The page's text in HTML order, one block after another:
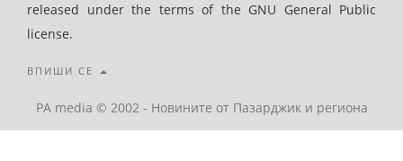
released under the terms of the GNU General Public
license.
ВПИШИ СЕ
PA media © 2002 - Новините от Пазарджик и региона